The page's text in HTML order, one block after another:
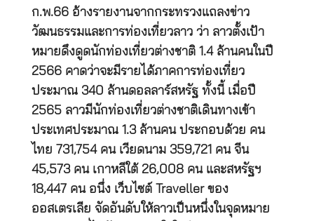
ก.พ.66 อ้างรายงานจากกระทรวงแถลงข่าว
วัฒนธรรมและการท่องเที่ยวลาว ว่า ลาวตั้งเป้า
หมายดึงดูดนักท่องเที่ยวต่างชาติ 1.4 ล้านคนในปี
2566 คาดว่าจะมีรายได้ภาคการท่องเที่ยว
ประมาณ 340 ล้านดอลลาร์สหรัฐ ทั้งนี้ เมื่อปี
2565 ลาวมีนักท่องเที่ยวต่างชาติเดินทางเข้า
ประเทศประมาณ 1.3 ล้านคน ประกอบด้วย คน
ไทย 731,754 คน เวียดนาม 359,721 คน จีน
45,573 คน เกาหลีใต้ 26,008 คน และสหรัฐฯ
18,447 คน อนึ่ง เว็บไซต์ Traveller ของ
ออสเตรเลีย จัดอันดับให้ลาวเป็นหนึ่งในจุดหมาย